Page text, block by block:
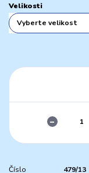
Velikosti
Číslo
479/13